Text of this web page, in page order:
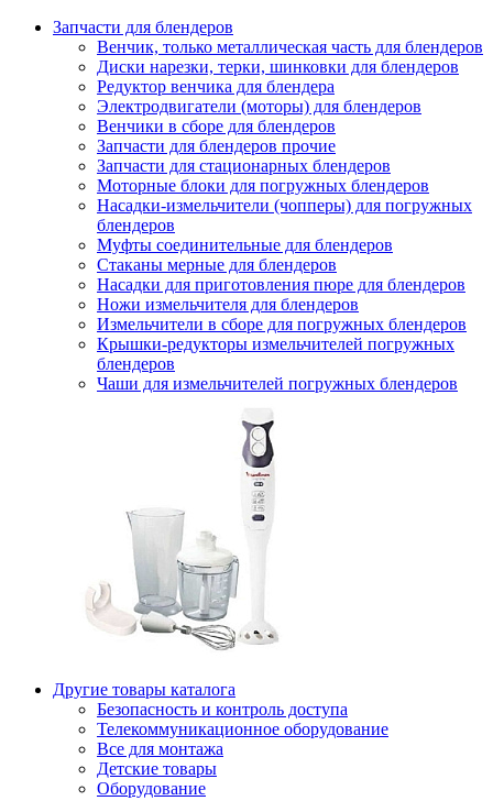
Запчасти для блендеров
Венчик, только металлическая часть для блендеров
Диски нарезки, терки, шинковки для блендеров
Редуктор венчика для блендера
Электродвигатели (моторы) для блендеров
Венчики в сборе для блендеров
Запчасти для блендеров прочие
Запчасти для стационарных блендеров
Моторные блоки для погружных блендеров
Насадки-измельчители (чопперы) для погружных
блендеров
Муфты соединительные для блендеров
Стаканы мерные для блендеров
Насадки для приготовления пюре для блендеров
Ножи измельчителя для блендеров
Измельчители в сборе для погружных блендеров
Крышки-редукторы измельчителей погружных
блендеров
Чаши для измельчителей погружных блендеров
Другие товары каталога
Безопасность и контроль доступа
Телекоммуникационное оборудование
Все для монтажа
Детские товары
Оборудование